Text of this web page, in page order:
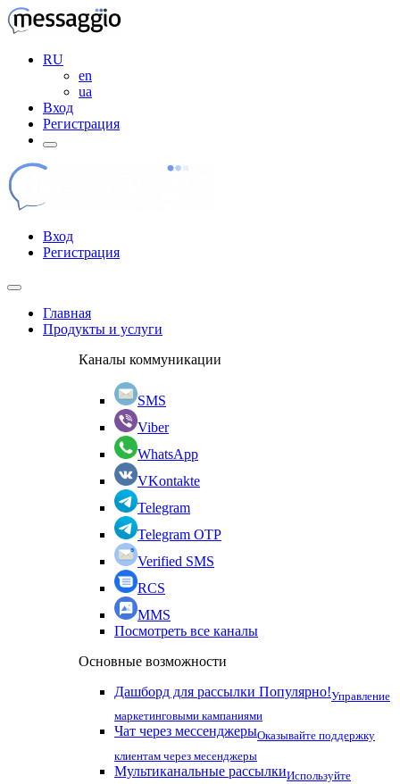
RU
en
ua
Вход
Регистрация
Вход
Регистрация
Главная
Продукты и услуги
Каналы коммуникации
SMS
Viber
WhatsApp
VKontakte
Telegram
Telegram OTP
Verified SMS
RCS
MMS
Посмотреть все каналы
Основные возможности
Дашборд для рассылки Популярно!Управление
маркетинговыми кампаниями
Чат через мессенджерыОказывайте поддержку
клиентам через месенджеры
Мультиканальные рассылкиИспользуйте